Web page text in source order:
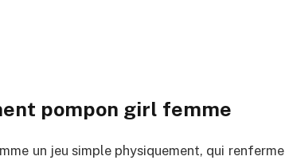
pompon girl femme
un jeu simple physiquement, qui renferme